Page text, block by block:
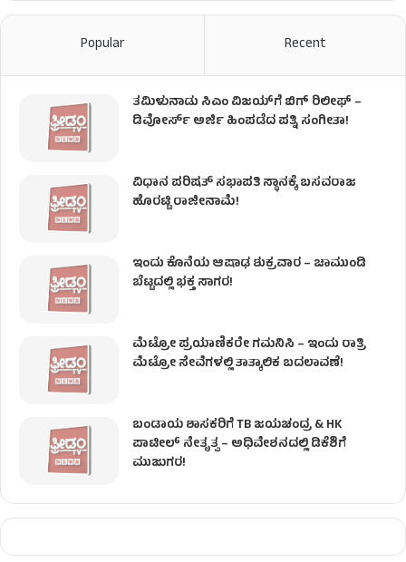
Popular Recent
ತಮಿಳುನಾಡು ಸಿಎಂ ವಿಜಯ್‌ಗೆ ಬಿಗ್ ರಿಲೀಫ್ –
ಡಿವೋರ್ಸ್ ಅರ್ಜಿ ಹಿಂಪಡೆದ ಪತ್ನಿ ಸಂಗೀತಾ!
ವಿಧಾನ ಪರಿಷತ್ ಸಭಾಪತಿ ಸ್ಥಾನಕ್ಕೆ ಬಸವರಾಜ
ಹೊರಟ್ಟಿ ರಾಜೀನಾಮೆ!
ಇಂದು ಕೊನೆಯ ಆಷಾಢ ಶುಕ್ರವಾರ – ಚಾಮುಂಡಿ
ಬೆಟ್ಟದಲ್ಲಿ ಭಕ್ತ ಸಾಗರ!
ಮೆಟ್ರೋ ಪ್ರಯಾಣಿಕರೇ ಗಮನಿಸಿ – ಇಂದು ರಾತ್ರಿ
ಮೆಟ್ರೋ ಸೇವೆಗಳಲ್ಲಿ ತಾತ್ಕಾಲಿಕ ಬದಲಾವಣೆ!
ಬಂಡಾಯ ಶಾಸಕರಿಗೆ TB ಜಯಚಂದ್ರ & HK
ಪಾಟೀಲ್ ನೇತೃತ್ವ – ಅಧಿವೇಶನದಲ್ಲಿ ಡಿಕೆಶಿಗೆ
ಮುಜುಗರ!